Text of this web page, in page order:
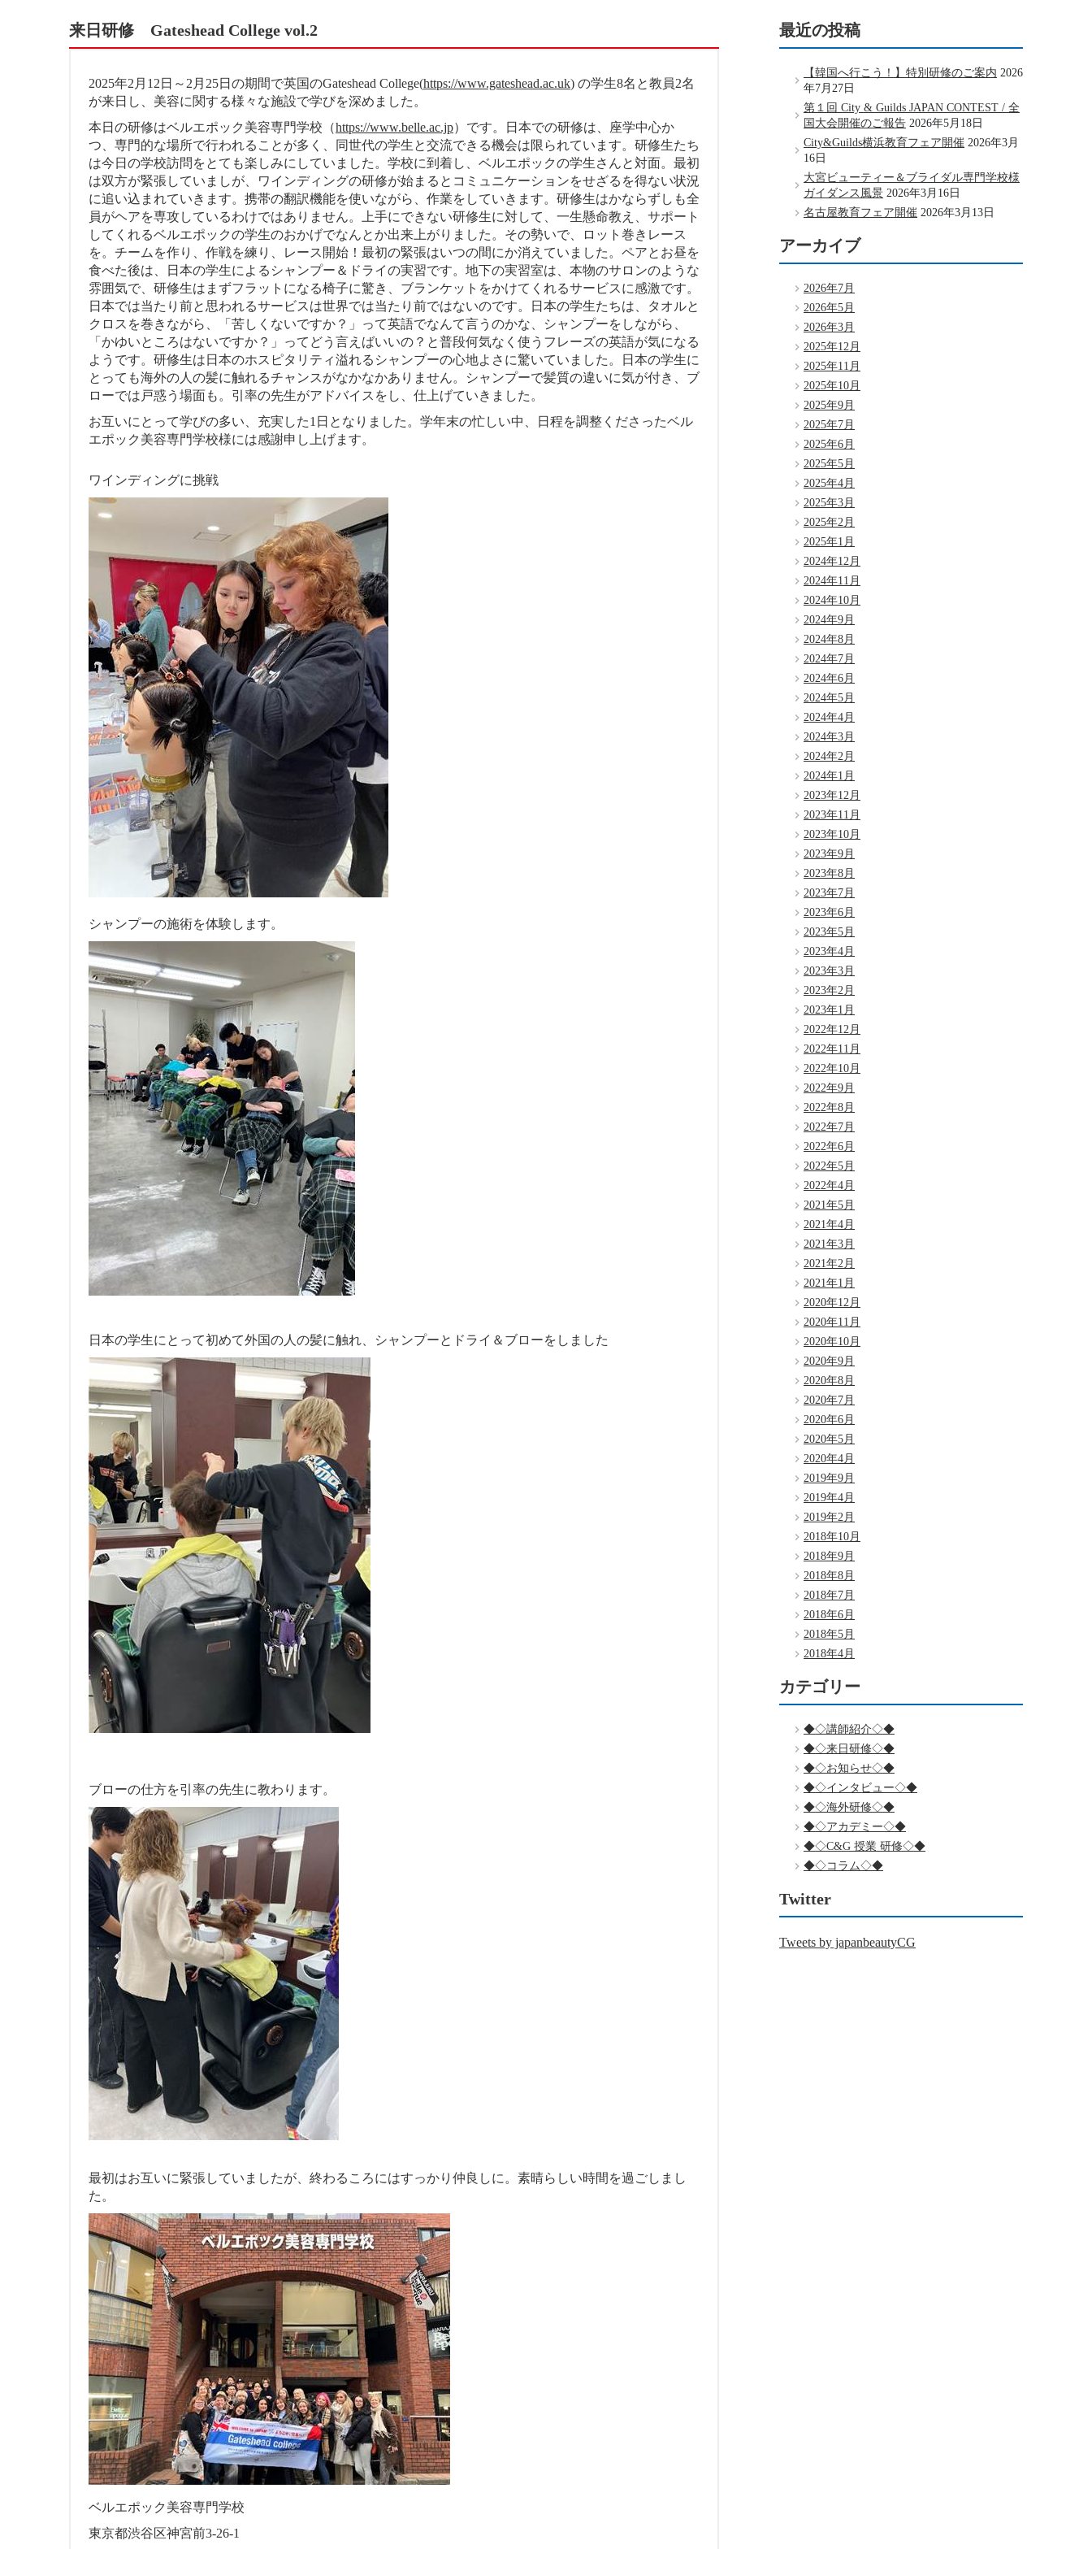
来日研修 Gateshead College vol.2
2025年2月12日～2月25日の期間で英国のGateshead College(https://www.gateshead.ac.uk) の学生8名と教員2名
が来日し、美容に関する様々な施設で学びを深めました。
本日の研修はベルエポック美容専門学校（https://www.belle.ac.jp）です。日本での研修は、座学中心か
つ、専門的な場所で行われることが多く、同世代の学生と交流できる機会は限られています。研修生たち
は今日の学校訪問をとても楽しみにしていました。学校に到着し、ベルエポックの学生さんと対面。最初
は双方が緊張していましが、ワインディングの研修が始まるとコミュニケーションをせざるを得ない状況
に追い込まれていきます。携帯の翻訳機能を使いながら、作業をしていきます。研修生はかならずしも全
員がヘアを専攻しているわけではありません。上手にできない研修生に対して、一生懸命教え、サポート
してくれるベルエポックの学生のおかげでなんとか出来上がりました。その勢いで、ロット巻きレース
を。チームを作り、作戦を練り、レース開始！最初の緊張はいつの間にか消えていました。ペアとお昼を
食べた後は、日本の学生によるシャンプー＆ドライの実習です。地下の実習室は、本物のサロンのような
雰囲気で、研修生はまずフラットになる椅子に驚き、ブランケットをかけてくれるサービスに感激です。
日本では当たり前と思われるサービスは世界では当たり前ではないのです。日本の学生たちは、タオルと
クロスを巻きながら、「苦しくないですか？」って英語でなんて言うのかな、シャンプーをしながら、
「かゆいところはないですか？」ってどう言えばいいの？と普段何気なく使うフレーズの英語が気になる
ようです。研修生は日本のホスピタリティ溢れるシャンプーの心地よさに驚いていました。日本の学生に
とっても海外の人の髪に触れるチャンスがなかなかありません。シャンプーで髪質の違いに気が付き、ブ
ローでは戸惑う場面も。引率の先生がアドバイスをし、仕上げていきました。
お互いにとって学びの多い、充実した1日となりました。学年末の忙しい中、日程を調整くださったベル
エポック美容専門学校様には感謝申し上げます。
ワインディングに挑戦
シャンプーの施術を体験します。
日本の学生にとって初めて外国の人の髪に触れ、シャンプーとドライ＆ブローをしました
ブローの仕方を引率の先生に教わります。
最初はお互いに緊張していましたが、終わるころにはすっかり仲良しに。素晴らしい時間を過ごしまし
た。
ベルエポック美容専門学校
東京都渋谷区神宮前3-26-1
最近の投稿
【韓国へ行こう！】特別研修のご案内 2026
年7月27日
第１回 City & Guilds JAPAN CONTEST / 全
国大会開催のご報告 2026年5月18日
City&Guilds横浜教育フェア開催 2026年3月
16日
大宮ビューティー＆ブライダル専門学校様
ガイダンス風景 2026年3月16日
名古屋教育フェア開催 2026年3月13日
アーカイブ
2026年7月
2026年5月
2026年3月
2025年12月
2025年11月
2025年10月
2025年9月
2025年7月
2025年6月
2025年5月
2025年4月
2025年3月
2025年2月
2025年1月
2024年12月
2024年11月
2024年10月
2024年9月
2024年8月
2024年7月
2024年6月
2024年5月
2024年4月
2024年3月
2024年2月
2024年1月
2023年12月
2023年11月
2023年10月
2023年9月
2023年8月
2023年7月
2023年6月
2023年5月
2023年4月
2023年3月
2023年2月
2023年1月
2022年12月
2022年11月
2022年10月
2022年9月
2022年8月
2022年7月
2022年6月
2022年5月
2022年4月
2021年5月
2021年4月
2021年3月
2021年2月
2021年1月
2020年12月
2020年11月
2020年10月
2020年9月
2020年8月
2020年7月
2020年6月
2020年5月
2020年4月
2019年9月
2019年4月
2019年2月
2018年10月
2018年9月
2018年8月
2018年7月
2018年6月
2018年5月
2018年4月
カテゴリー
◆◇講師紹介◇◆
◆◇来日研修◇◆
◆◇お知らせ◇◆
◆◇インタビュー◇◆
◆◇海外研修◇◆
◆◇アカデミー◇◆
◆◇C&G 授業 研修◇◆
◆◇コラム◇◆
Twitter
Tweets by japanbeautyCG